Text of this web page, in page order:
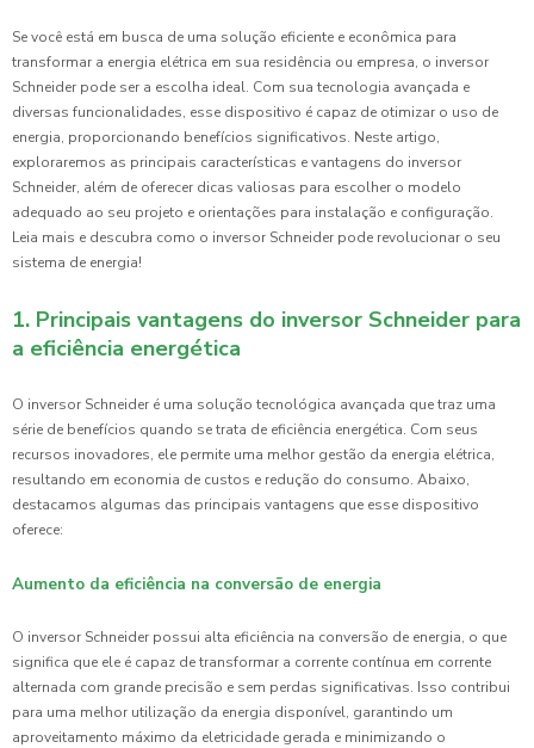
Se você está em busca de uma solução eficiente e econômica para
transformar a energia elétrica em sua residência ou empresa, o inversor
Schneider pode ser a escolha ideal. Com sua tecnologia avançada e
diversas funcionalidades, esse dispositivo é capaz de otimizar o uso de
energia, proporcionando benefícios significativos. Neste artigo,
exploraremos as principais características e vantagens do inversor
Schneider, além de oferecer dicas valiosas para escolher o modelo
adequado ao seu projeto e orientações para instalação e configuração.
Leia mais e descubra como o inversor Schneider pode revolucionar o seu
sistema de energia!
1. Principais vantagens do inversor Schneider para
a eficiência energética
O inversor Schneider é uma solução tecnológica avançada que traz uma
série de benefícios quando se trata de eficiência energética. Com seus
recursos inovadores, ele permite uma melhor gestão da energia elétrica,
resultando em economia de custos e redução do consumo. Abaixo,
destacamos algumas das principais vantagens que esse dispositivo
oferece:
Aumento da eficiência na conversão de energia
O inversor Schneider possui alta eficiência na conversão de energia, o que
significa que ele é capaz de transformar a corrente contínua em corrente
alternada com grande precisão e sem perdas significativas. Isso contribui
para uma melhor utilização da energia disponível, garantindo um
aproveitamento máximo da eletricidade gerada e minimizando o